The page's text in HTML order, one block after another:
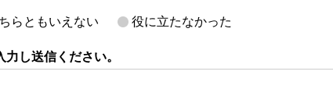
らともいえない 役に立たなかった
し送信ください。